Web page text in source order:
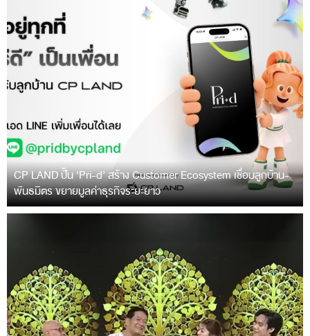
CP LAND ปั้น ‘Pri-d’ สร้าง Customer Ecosystem เชื่อมลูกบ้าน-
พันธมิตร ขยายมูลค่าธุรกิจระยะยาว